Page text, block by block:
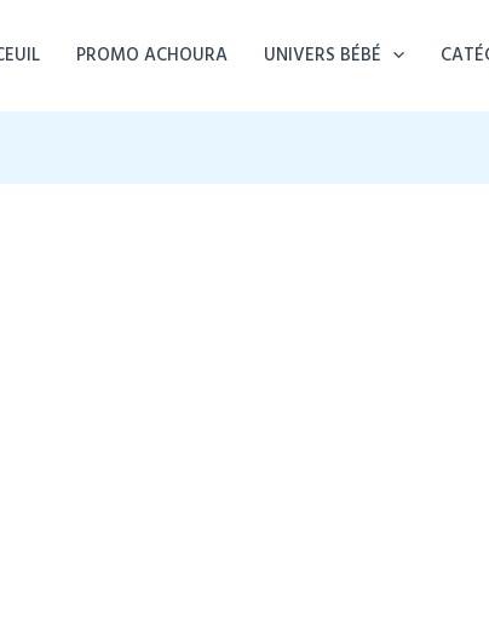
PROMO ACHOURA UNIVERS BÉBÉ